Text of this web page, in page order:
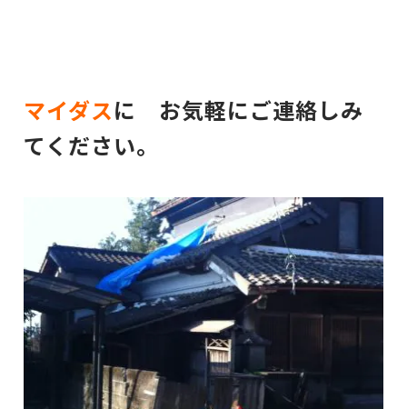
マイダスに お気軽にご連絡しみ
てください。